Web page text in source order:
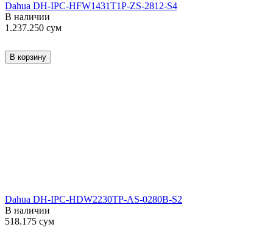
Dahua DH-IPC-HFW1431T1P-ZS-2812-S4
В наличии
1.237.250 сум
В корзину
Dahua DH-IPC-HDW2230TP-AS-0280B-S2
В наличии
518.175 сум